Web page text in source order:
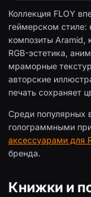
Коллекция FLOY
геймерском стиле:
композиты Aramid,
RGB-эстетика,
мраморные
авторские
печать сохраняет
Среди популярных
голограммными
аксессуарами для
бренда.
Книжки и